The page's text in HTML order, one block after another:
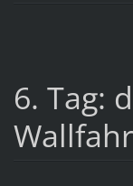
6. Tag: